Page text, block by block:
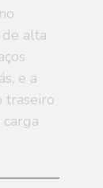
alta
e a
traseiro